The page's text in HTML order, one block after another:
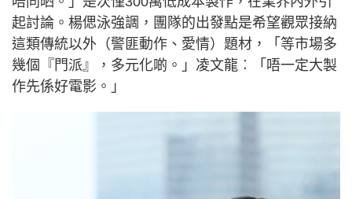
起討論。楊偲泳強調，團隊的出發點是希望觀眾接納
這類傳統以外（警匪動作、愛情）題材，「等市場多
幾個『門派』，多元化啲。」凌文龍︰「唔一定大製
作先係好電影。」